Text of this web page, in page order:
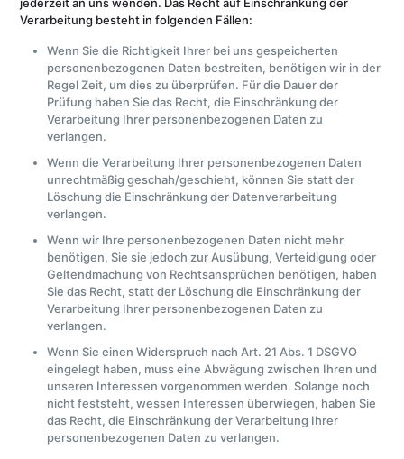
Verarbeitung besteht in folgenden Fällen:
Wenn Sie die Richtigkeit Ihrer bei uns gespeicherten
personenbezogenen Daten bestreiten, benötigen wir in der
Regel Zeit, um dies zu überprüfen. Für die Dauer der
Prüfung haben Sie das Recht, die Einschränkung der
Verarbeitung Ihrer personenbezogenen Daten zu
verlangen.
Wenn die Verarbeitung Ihrer personenbezogenen Daten
unrechtmäßig geschah/geschieht, können Sie statt der
Löschung die Einschränkung der Datenverarbeitung
verlangen.
Wenn wir Ihre personenbezogenen Daten nicht mehr
benötigen, Sie sie jedoch zur Ausübung, Verteidigung oder
Geltendmachung von Rechtsansprüchen benötigen, haben
Sie das Recht, statt der Löschung die Einschränkung der
Verarbeitung Ihrer personenbezogenen Daten zu
verlangen.
Wenn Sie einen Widerspruch nach Art. 21 Abs. 1 DSGVO
eingelegt haben, muss eine Abwägung zwischen Ihren und
unseren Interessen vorgenommen werden. Solange noch
nicht feststeht, wessen Interessen überwiegen, haben Sie
das Recht, die Einschränkung der Verarbeitung Ihrer
personenbezogenen Daten zu verlangen.